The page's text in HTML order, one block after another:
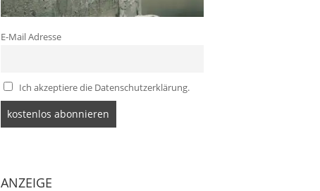
E-Mail Adresse
Ich akzeptiere die Datenschutzerklärung.
ANZEIGE